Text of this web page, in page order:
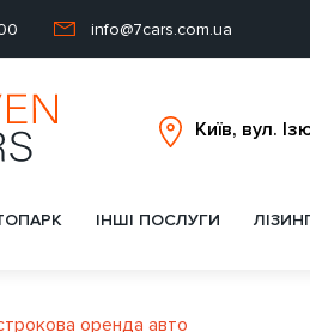
info@7cars.com.ua
ІНШІ ПОСЛУГИ
оренда авто